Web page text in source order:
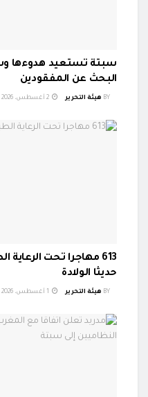
سبتة تستعيد هدوءها
البحث عن المفقودين
BY هيئة التحرير
613 مهاجرا تحت
حديثا الولادة
BY هيئة التحرير